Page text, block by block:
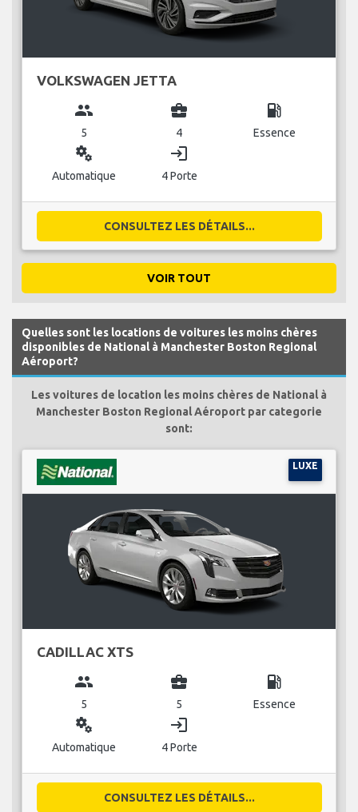
VOLKSWAGEN JETTA
group
5
business_center
4
local_gas_station
Essence
miscellaneous_services
Automatique
login
4 Porte
CONSULTEZ LES DÉTAILS...
VOIR TOUT
Quelles sont les locations de voitures les moins chères
disponibles de National à Manchester Boston Regional
Aéroport?
Les voitures de location les moins chères de National à
Manchester Boston Regional Aéroport par categorie
sont:
LUXE
CADILLAC XTS
group
5
business_center
5
local_gas_station
Essence
miscellaneous_services
Automatique
login
4 Porte
CONSULTEZ LES DÉTAILS...